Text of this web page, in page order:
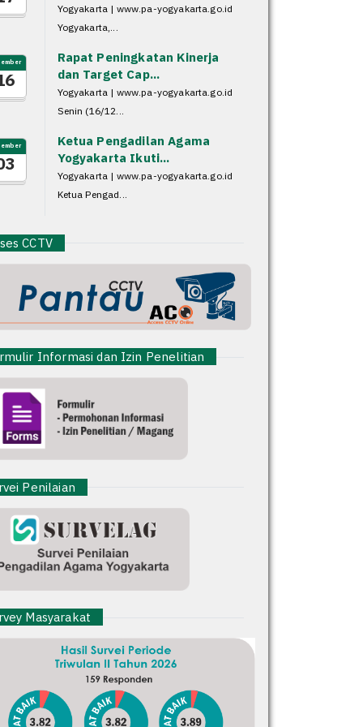
Yogyakarta | www.pa-yogyakarta.go.id
Yogyakarta,...
Rapat Peningkatan Kinerja
dan Target Cap...
Yogyakarta | www.pa-yogyakarta.go.id
Senin (16/12...
Ketua Pengadilan Agama
Yogyakarta Ikuti...
Yogyakarta | www.pa-yogyakarta.go.id
Ketua Pengad...
CCTV
Informasi dan Izin Penelitian
Penilaian
Masyarakat